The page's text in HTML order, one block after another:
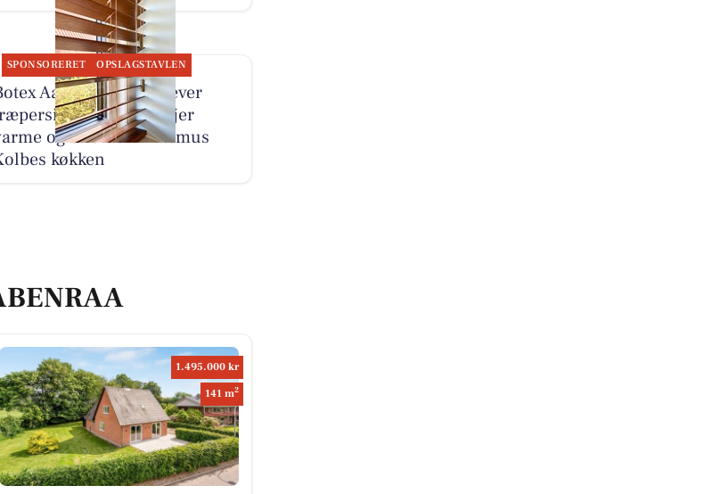
SPONSORERET OPSLAGSTAVLEN
Aabenraa fremhæver
der tilføjer
og struktur i Rasmus
køkken
1.495.000 kr
141 m2